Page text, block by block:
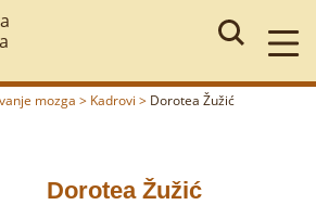
mozga > Kadrovi > Dorotea Žužić
Dorotea Žužić